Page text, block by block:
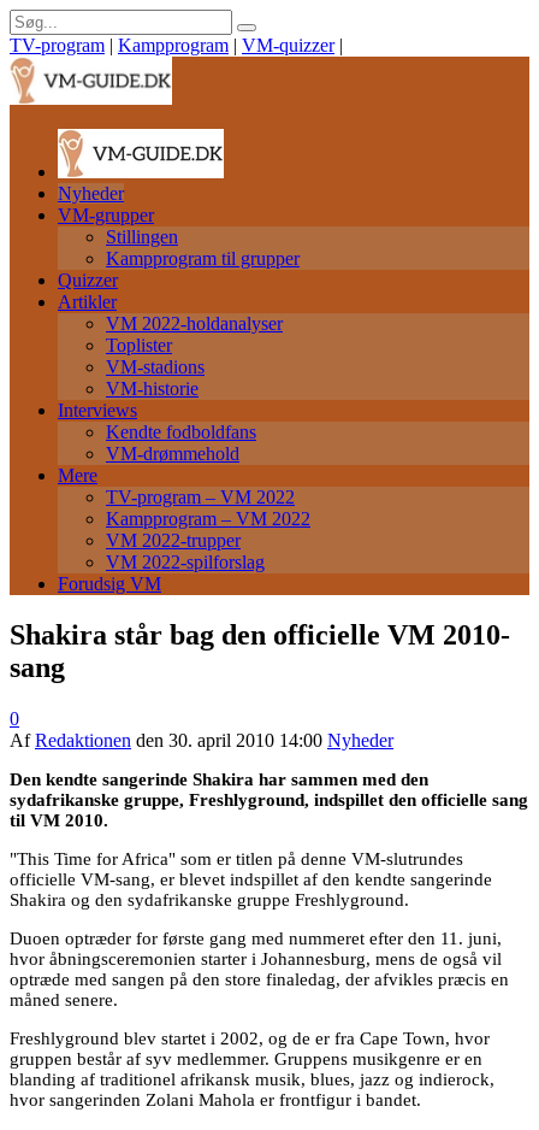
TV-program | Kampprogram | VM-quizzer |
Nyheder
VM-grupper
Stillingen
Kampprogram til grupper
Quizzer
Artikler
VM 2022-holdanalyser
Toplister
VM-stadions
VM-historie
Interviews
Kendte fodboldfans
VM-drømmehold
Mere
TV-program – VM 2022
Kampprogram – VM 2022
VM 2022-trupper
VM 2022-spilforslag
Forudsig VM
Shakira står bag den officielle VM 2010-
sang
0
AfRedaktionen den 30. april 2010 14:00 Nyheder
Den kendte sangerinde Shakira har sammen med den
sydafrikanske gruppe, Freshlyground, indspillet den officielle sang
til VM 2010.
"This Time for Africa" som er titlen på denne VM-slutrundes
officielle VM-sang, er blevet indspillet af den kendte sangerinde
Shakira og den sydafrikanske gruppe Freshlyground.
Duoen optræder for første gang med nummeret efter den 11. juni,
hvor åbningsceremonien starter i Johannesburg, mens de også vil
optræde med sangen på den store finaledag, der afvikles præcis en
måned senere.
Freshlyground blev startet i 2002, og de er fra Cape Town, hvor
gruppen består af syv medlemmer. Gruppens musikgenre er en
blanding af traditionel afrikansk musik, blues, jazz og indierock,
hvor sangerinden Zolani Mahola er frontfigur i bandet.